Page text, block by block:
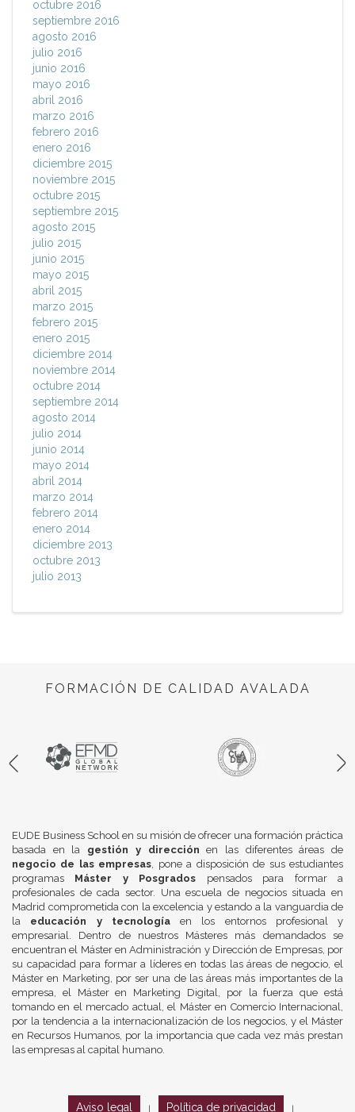
octubre 2016
septiembre 2016
agosto 2016
julio 2016
junio 2016
mayo 2016
abril 2016
marzo 2016
febrero 2016
enero 2016
diciembre 2015
noviembre 2015
octubre 2015
septiembre 2015
agosto 2015
julio 2015
junio 2015
mayo 2015
abril 2015
marzo 2015
febrero 2015
enero 2015
diciembre 2014
noviembre 2014
octubre 2014
septiembre 2014
agosto 2014
julio 2014
junio 2014
mayo 2014
abril 2014
marzo 2014
febrero 2014
enero 2014
diciembre 2013
octubre 2013
julio 2013
FORMACIÓN DE CALIDAD AVALADA
EUDE Business School en su misión de ofrecer una formación práctica
basada en la gestión y dirección en las diferentes áreas de
negocio de las empresas, pone a disposición de sus estudiantes
programas Máster y Posgrados pensados para formar a
profesionales de cada sector. Una escuela de negocios situada en
Madrid comprometida con la excelencia y estando a la vanguardia de
la educación y tecnologíaen los entornos profesional y
empresarial. Dentro de nuestros Másteres más demandados se
encuentran el Máster en Administración y Dirección de Empresas, por
su capacidad para formar a líderes en todas las áreas de negocio, el
Máster en Marketing, por ser una de las áreas más importantes de la
empresa, el Máster en Marketing Digital, por la fuerza que está
tomando en el mercado actual, el Máster en Comercio Internacional,
por la tendencia a la internacionalización de los negocios, y el Máster
en Recursos Humanos, por la importancia que cada vez más prestan
las empresas al capital humano.
Aviso legal Política de privacidad